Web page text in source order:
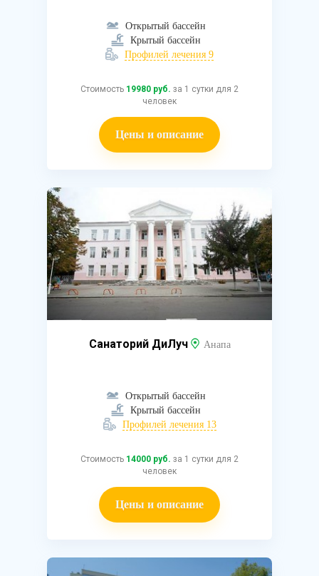
Открытый бассейн
Крытый бассейн
Профилей лечения 9
Стоимость 19980 руб. за 1 сутки для 2
человек
Цены и описание
Санаторий ДиЛуч Анапа
Открытый бассейн
Крытый бассейн
Профилей лечения 13
Стоимость 14000 руб. за 1 сутки для 2
человек
Цены и описание